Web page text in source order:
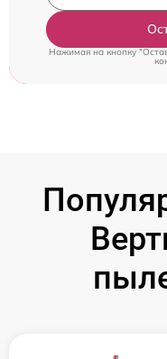
Нажимая на кнопку